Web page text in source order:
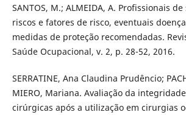
SANTOS, M.; ALMEIDA, A. Profissionais
riscos e fatores de risco, eventuais
medidas de proteção recomendadas.
Saúde Ocupacional, v. 2, p. 28-52, 2016.
SERRATINE, Ana Claudina Prudêncio;
MIERO, Mariana. Avaliação da
cirúrgicas após a utilização em cirurgias